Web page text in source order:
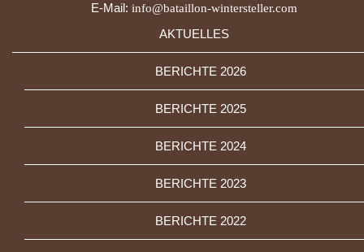
E-Mail: info@bataillon-wintersteller.com
AKTUELLES
BERICHTE 2026
BERICHTE 2025
BERICHTE 2024
BERICHTE 2023
BERICHTE 2022